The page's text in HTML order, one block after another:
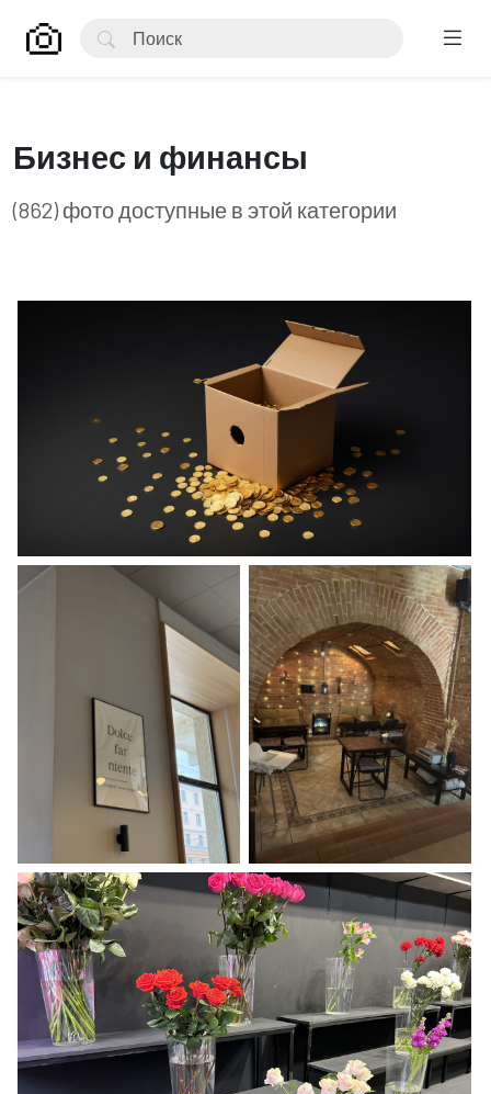
Бизнес и финансы
(862) фото доступные в этой категории